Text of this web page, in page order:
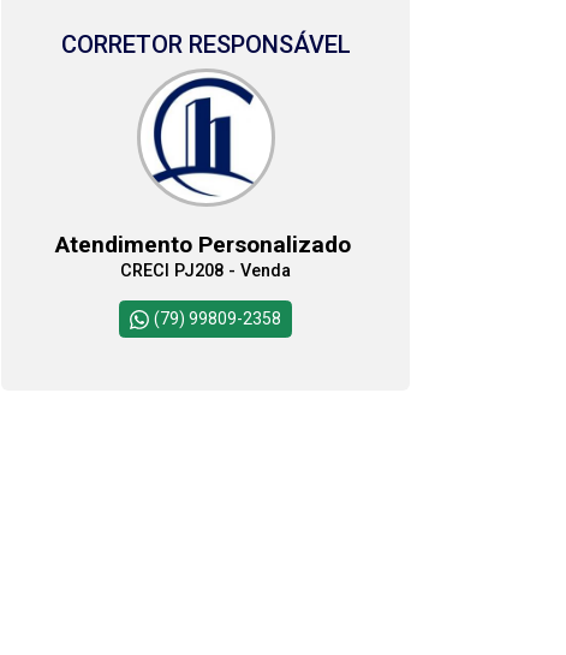
08
Aug/Sat
08:00
09:00
10:00Continuar
CORRETOR RESPONSÁVEL
Atendimento Personalizado
CRECI PJ208 - Venda
(79) 99809-2358